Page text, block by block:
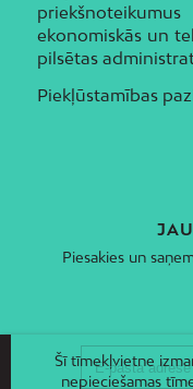
ekonomiskās un
pilsētas
Piekļūstamības
Piesakies un
Šī tīmekļvietne
nepieciešamas